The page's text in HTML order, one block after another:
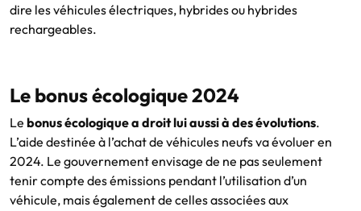
dire les véhicules électriques, hybrides ou hybrides
rechargeables.
Le bonus écologique 2024
Le bonus écologique a droit lui aussi à des évolutions.
L’aide destinée à l’achat de véhicules neufs va évoluer en
2024. Le gouvernement envisage de ne pas seulement
tenir compte des émissions pendant l’utilisation d’un
véhicule, mais également de celles associées aux